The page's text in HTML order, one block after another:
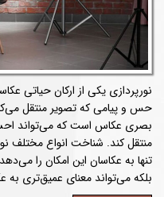
نورپردازی یکی از ارکان حیاتی
حس و پیامی که تصویر منتقل
بصری عکاس است که می‌تواند
منتقل کند. شناخت انواع مختلف
تنها به عکاسان این امکان را
بلکه می‌تواند معنای عمیق‌تری